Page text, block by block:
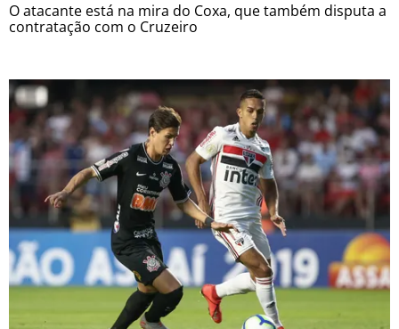
O atacante está na mira do Coxa, que também disputa a
contratação com o Cruzeiro